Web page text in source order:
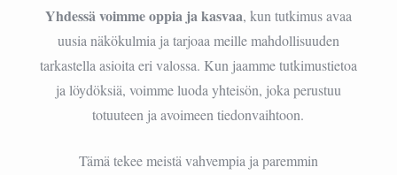
Yhdessä voimme oppia ja kasvaa, kun tutkimus avaa
uusia näkökulmia ja tarjoaa meille mahdollisuuden
tarkastella asioita eri valossa. Kun jaamme tutkimustietoa
ja löydöksiä, voimme luoda yhteisön, joka perustuu
totuuteen ja avoimeen tiedonvaihtoon.
Tämä tekee meistä vahvempia ja paremmin